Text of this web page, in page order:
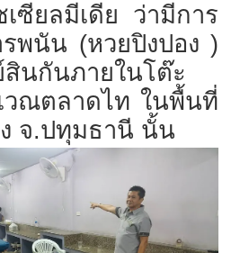
ซียลมีเดีย ว่ามีการ
พนัน (หวยปิงปอง )
นกันภายในโต๊ะ
วณตลาดไท ในพื้นที่
จ.ปทุมธานี นั้น